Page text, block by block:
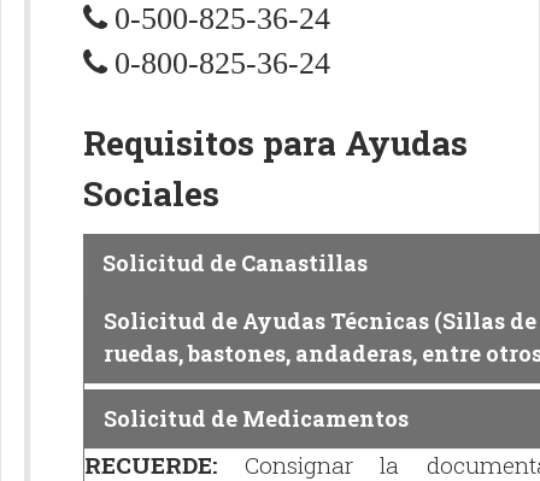
0-500-825-36-24
0-800-825-36-24
Requisitos para Ayudas
Sociales
Solicitud de Canastillas
Solicitud de Ayudas Técnicas (Sillas de
ruedas, bastones, andaderas, entre
Solicitud de Medicamentos
RECUERDE: Consignar la